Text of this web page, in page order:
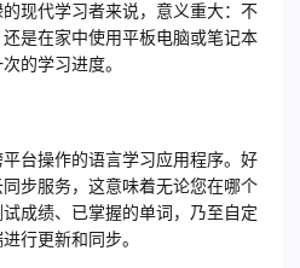
现代学习者来说，意义重大：不
是在家中使用平板电脑或笔记本
的学习进度。
台操作的语言学习应用程序。好
步服务，这意味着无论您在哪个
成绩、已掌握的单词，乃至自定
行更新和同步。